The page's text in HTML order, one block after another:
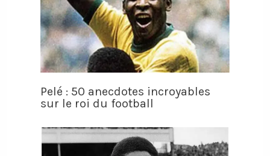
Pelé : 50 anecdotes incroyables
sur le roi du football